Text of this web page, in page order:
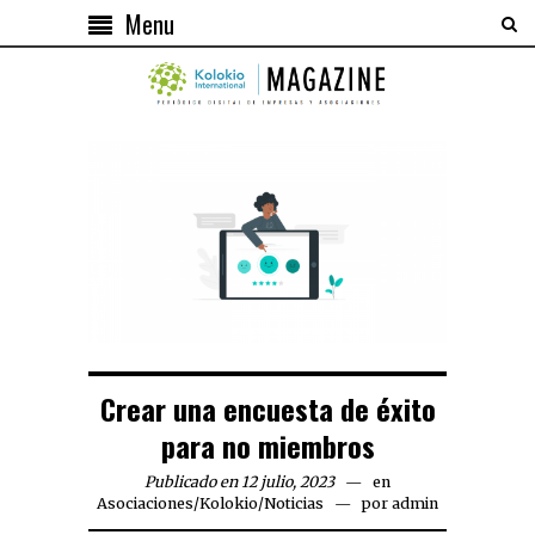
Menu
Crear una encuesta de éxito
para no miembros
Publicado en 12 julio, 2023
en
Asociaciones/Kolokio/Noticias por admin